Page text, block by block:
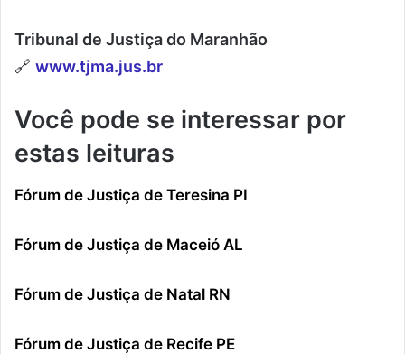
Tribunal de Justiça do Maranhão
🔗 www.tjma.jus.br
Você pode se interessar por
estas leituras
Fórum de Justiça de Teresina PI
Fórum de Justiça de Maceió AL
Fórum de Justiça de Natal RN
Fórum de Justiça de Recife PE